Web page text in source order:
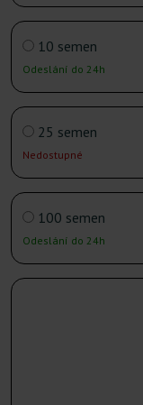
10 semen
Odeslání do 24h
25 semen
Nedostupné
100 semen
Odeslání do 24h